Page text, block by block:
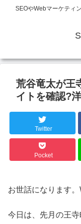
SEOやWebマーケティ
荒谷竜太が王
イトを確認?
Twitter
Pocket
お世話になります
今日は、先月の王